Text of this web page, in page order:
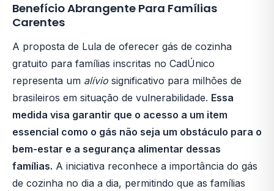
Benefício Abrangente Para Famílias
Carentes
A proposta de Lula de oferecer gás de cozinha
gratuito para famílias inscritas no CadÚnico
representa um alívio significativo para milhões de
brasileiros em situação de vulnerabilidade. Essa
medida visa garantir que o acesso a um item
essencial como o gás não seja um obstáculo para o
bem-estar e a segurança alimentar dessas
famílias. A iniciativa reconhece a importância do gás
de cozinha no dia a dia, permitindo que as famílias